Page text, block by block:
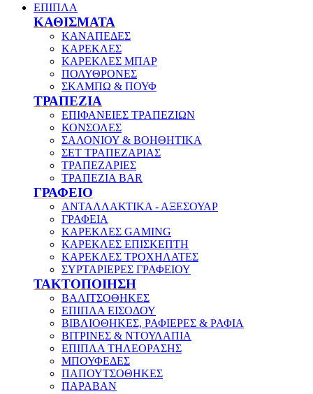
ΕΠΙΠΛΑ
ΚΑΘΙΣΜΑΤΑ
ΚΑΝΑΠΕΔΕΣ
ΚΑΡΕΚΛΕΣ
ΚΑΡΕΚΛΕΣ ΜΠΑΡ
ΠΟΛΥΘΡΟΝΕΣ
ΣΚΑΜΠΩ & ΠΟΥΦ
ΤΡΑΠΕΖΙΑ
ΕΠΙΦΑΝΕΙΕΣ ΤΡΑΠΕΖΙΩΝ
ΚΟΝΣΟΛΕΣ
ΣΑΛΟΝΙΟΥ & ΒΟΗΘΗΤΙΚΑ
ΣΕΤ ΤΡΑΠΕΖΑΡΙΑΣ
ΤΡΑΠΕΖΑΡΙΕΣ
ΤΡΑΠΕΖΙΑ BAR
ΓΡΑΦΕΙΟ
ΑΝΤΑΛΛΑΚΤΙΚΑ - ΑΞΕΣΟΥΑΡ
ΓΡΑΦΕΙΑ
ΚΑΡΕΚΛΕΣ GAMING
ΚΑΡΕΚΛΕΣ ΕΠΙΣΚΕΠΤΗ
ΚΑΡΕΚΛΕΣ ΤΡΟΧΗΛΑΤΕΣ
ΣΥΡΤΑΡΙΕΡΕΣ ΓΡΑΦΕΙΟΥ
ΤΑΚΤΟΠΟΙΗΣΗ
ΒΑΛΙΤΣΟΘΗΚΕΣ
ΕΠΙΠΛΑ ΕΙΣΟΔΟΥ
ΒΙΒΛΙΟΘΗΚΕΣ, ΡΑΦΙΕΡΕΣ & ΡΑΦΙΑ
ΒΙΤΡΙΝΕΣ & ΝΤΟΥΛΑΠΙΑ
ΕΠΙΠΛΑ ΤΗΛΕΟΡΑΣΗΣ
ΜΠΟΥΦΕΔΕΣ
ΠΑΠΟΥΤΣΟΘΗΚΕΣ
ΠΑΡΑΒΑΝ